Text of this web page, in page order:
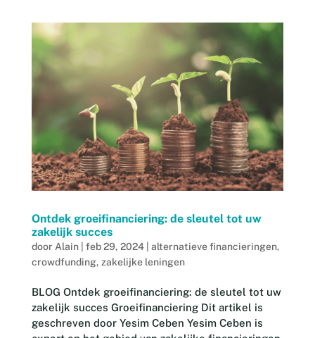
Ontdek groeifinanciering: de sleutel tot uw
zakelijk succes
door Alain| feb 29, 2024| alternatieve financieringen,
crowdfunding, zakelijke leningen
BLOG Ontdek groeifinanciering: de sleutel tot uw
zakelijk succes Groeifinanciering Dit artikel is
geschreven door Yesim Ceben Yesim Ceben is